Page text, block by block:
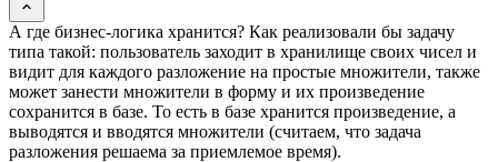
А где бизнес-логика хранится? Как реализовали бы задачу
типа такой: пользователь заходит в хранилище своих чисел и
видит для каждого разложение на простые множители, также
может занести множители в форму и их произведение
сохранится в базе. То есть в базе хранится произведение, а
выводятся и вводятся множители (считаем, что задача
разложения решаема за приемлемое время).